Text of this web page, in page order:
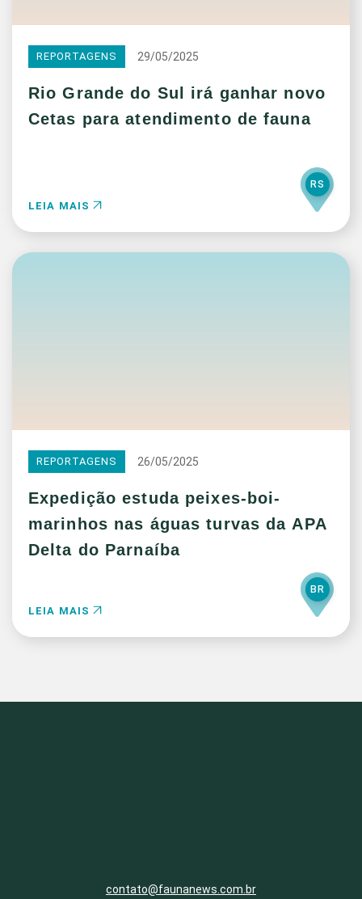
REPORTAGENS 29/05/2025
Rio Grande do Sul irá ganhar novo
Cetas para atendimento de fauna
LEIA MAIS
RS
REPORTAGENS 26/05/2025
Expedição estuda peixes-boi-
marinhos nas águas turvas da APA
Delta do Parnaíba
LEIA MAIS
BR
contato@faunanews.com.br